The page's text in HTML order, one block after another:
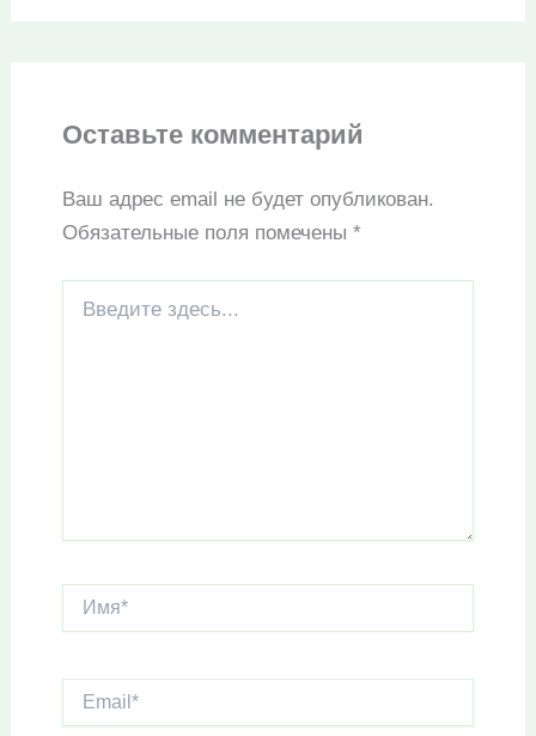
Оставьте комментарий
Ваш адрес email не будет опубликован.
Обязательные поля помечены *
здесь...
Email*